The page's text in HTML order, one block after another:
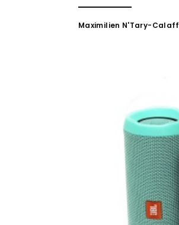
Posted
Maximilien N'Tary-